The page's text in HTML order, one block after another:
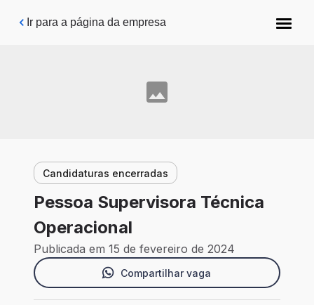
Pular para o conteúdo principal
Ir para a página da empresa
Candidaturas encerradas
Pessoa Supervisora Técnica
Operacional
Publicada em 15 de fevereiro de 2024
Compartilhar vaga